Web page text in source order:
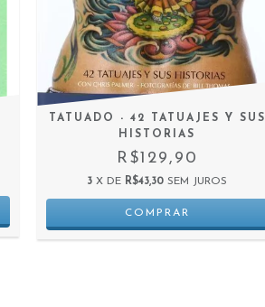
TATUADO - 42 TATUAJES Y SUS
HISTORIAS
R$129,90
3 X DE R$43,30 SEM JUROS